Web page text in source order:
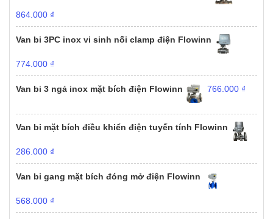
864.000 ₫
Van bi 3PC inox vi sinh nối clamp điện Flowinn
774.000 ₫
Van bi 3 ngả inox mặt bích điện Flowinn 766.000 ₫
Van bi mặt bích điều khiển điện tuyến tính Flowinn
286.000 ₫
Van bi gang mặt bích đóng mở điện Flowinn
568.000 ₫